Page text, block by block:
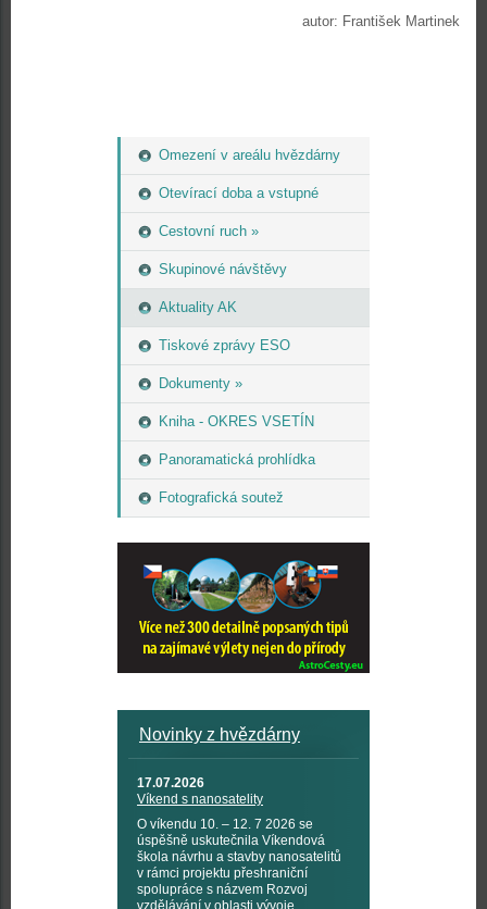
Omezení v areálu hvězdárny
Otevírací doba a vstupné
Cestovní ruch »
Skupinové návštěvy
Aktuality AK
Tiskové zprávy ESO
Dokumenty »
Kniha - OKRES VSETÍN
Panoramatická prohlídka
Fotografická soutež
Novinky z hvězdárny
17.07.2026
Víkend s nanosatelity
O víkendu 10. – 12. 7 2026 se
úspěšně uskutečnila Víkendová
škola návrhu a stavby nanosatelitů
v rámci projektu přeshraniční
spolupráce s názvem Rozvoj
vzdělávání v oblasti vývoje
autor: František Martinek